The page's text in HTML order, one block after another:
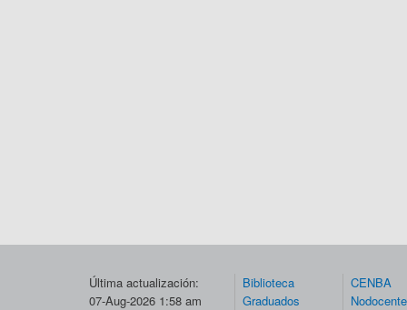
Última actualización:
07-Aug-2026 1:58 am
Biblioteca
Graduados
CENBA